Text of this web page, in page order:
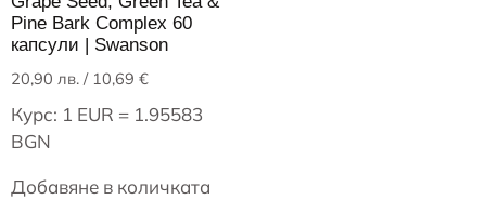
Pine Bark Complex 60
капсули | Swanson
20,90 лв. / 10,69 €
Курс: 1 EUR = 1.95583
BGN
Добавяне в количката